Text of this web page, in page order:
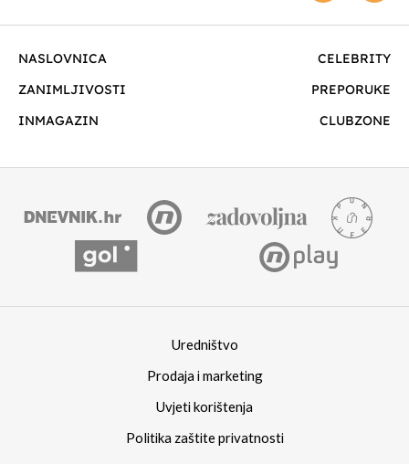
NASLOVNICA
CELEBRITY
ZANIMLJIVOSTI
PREPORUKE
INMAGAZIN
CLUBZONE
Uredništvo
Prodaja i marketing
Uvjeti korištenja
Politika zaštite privatnosti